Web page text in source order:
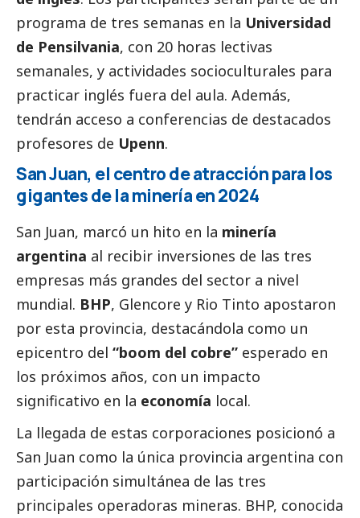
programa de tres semanas en la Universidad
de Pensilvania, con 20 horas lectivas
semanales, y actividades socioculturales para
practicar inglés fuera del aula. Además,
tendrán acceso a conferencias de destacados
profesores de Upenn.
San Juan, el centro de atracción para los
gigantes de la minería en 2024
San Juan, marcó un hito en la minería
argentina al recibir inversiones de las tres
empresas más grandes del sector a nivel
mundial. BHP, Glencore y Rio Tinto apostaron
por esta provincia, destacándola como un
epicentro del “boom del cobre” esperado en
los próximos años, con un impacto
significativo en la economía local.
La llegada de estas corporaciones posicionó a
San Juan como la única provincia argentina con
participación simultánea de las tres
principales operadoras mineras. BHP, conocida